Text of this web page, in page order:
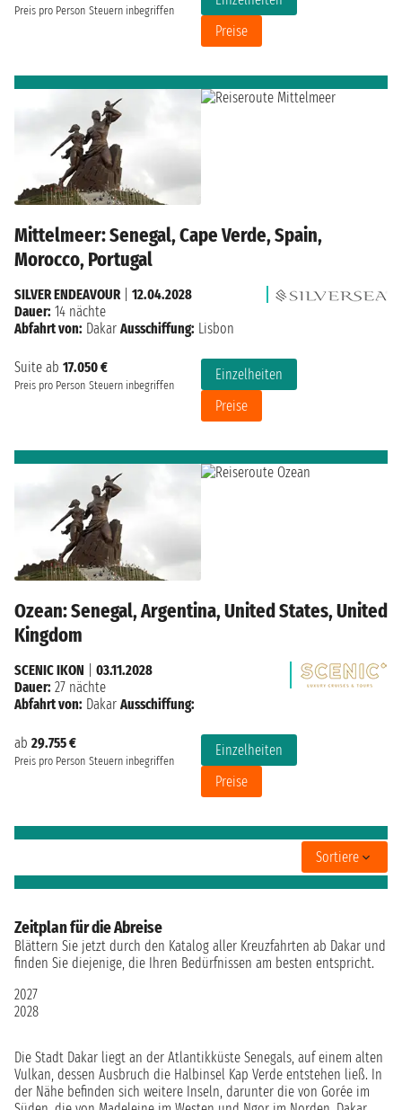
Preis pro Person Steuern inbegriffen
Preise
Mittelmeer: Senegal, Cape Verde, Spain,
Morocco, Portugal
Suite ab 17.050 €
Preis pro Person Steuern inbegriffen
Einzelheiten
Preise
SILVER ENDEAVOUR| 12.04.2028
Dauer: 14 nächte
Abfahrt von: Dakar Ausschiffung: Lisbon
Ozean: Senegal, Argentina, United States, United
Kingdom
ab 29.755 €
Preis pro Person Steuern inbegriffen
Einzelheiten
Preise
SCENIC IKON
03.11.2028
Dauer: 27 nächte
Abfahrt von: Dakar Ausschiffung:
Sortiere
Zeitplan für die Abreise
Blättern Sie jetzt durch den Katalog aller Kreuzfahrten ab Dakar und
finden Sie diejenige, die Ihren Bedürfnissen am besten entspricht.
2027
2028
Die Stadt Dakar liegt an der Atlantikküste Senegals, auf einem alten
Vulkan, dessen Ausbruch die Halbinsel Kap Verde entstehen ließ. In
der Nähe befinden sich weitere Inseln, darunter die von Gorée im